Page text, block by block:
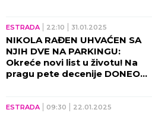
ESTRADA 22:10 31.01.2025
NIKOLA RAĐEN UHVAĆEN SA
NJIH DVE NA PARKINGU:
Okreće novi list u životu! Na
pragu pete decenije DONEO
ESTRADA 09:30 22.01.2025